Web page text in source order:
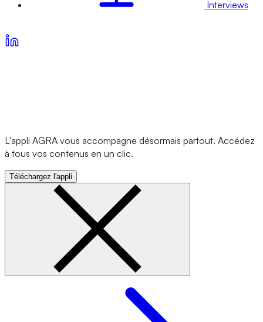
Interviews
L'appli AGRA vous accompagne désormais partout. Accédez
à tous vos contenus en un clic.
Téléchargez l'appli